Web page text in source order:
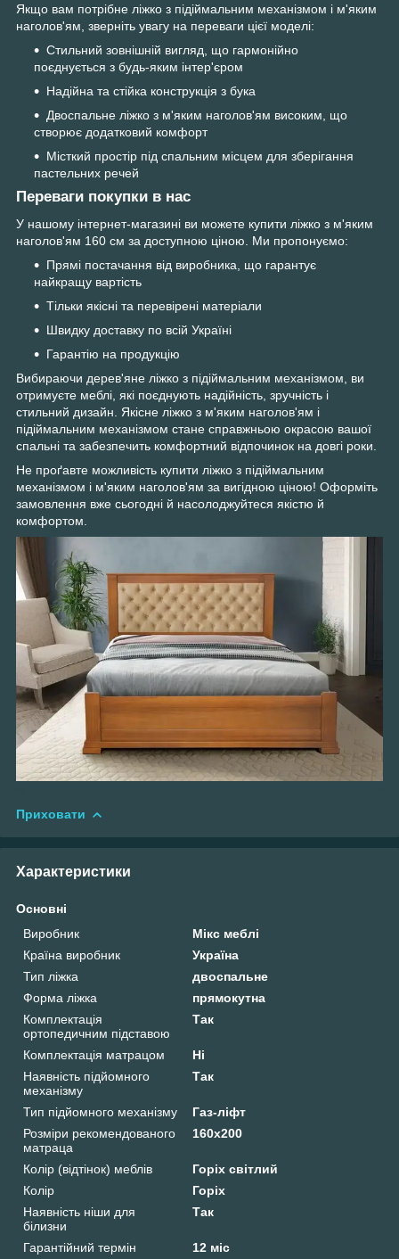
Якщо вам потрібне ліжко з підіймальним механізмом і м'яким
наголов'ям, зверніть увагу на переваги цієї моделі:
Стильний зовнішній вигляд, що гармонійно
поєднується з будь-яким інтер'єром
Надійна та стійка конструкція з бука
Двоспальне ліжко з м'яким наголов'ям високим, що
створює додатковий комфорт
Місткий простір під спальним місцем для зберігання
пастельних речей
Переваги покупки в нас
У нашому інтернет-магазині ви можете купити ліжко з м'яким
наголов'ям 160 см за доступною ціною. Ми пропонуємо:
Прямі постачання від виробника, що гарантує
найкращу вартість
Тільки якісні та перевірені матеріали
Швидку доставку по всій Україні
Гарантію на продукцію
Вибираючи дерев'яне ліжко з підіймальним механізмом, ви
отримуєте меблі, які поєднують надійність, зручність і
стильний дизайн. Якісне ліжко з м'яким наголов'ям і
підіймальним механізмом стане справжньою окрасою вашої
спальні та забезпечить комфортний відпочинок на довгі роки.
Не проґавте можливість купити ліжко з підіймальним
механізмом і м'яким наголов'ям за вигідною ціною! Оформіть
замовлення вже сьогодні й насолоджуйтеся якістю й
комфортом.
Приховати
Характеристики
Основні
Виробник
Мікс меблі
Країна виробник
Україна
Тип ліжка
двоспальне
Форма ліжка
прямокутна
Комплектація
ортопедичним підставою
Так
Комплектація матрацом
Ні
Наявність підйомного
механізму
Так
Тип підйомного механізму
Газ-ліфт
Розміри рекомендованого
матраца
160х200
Колір (відтінок) меблів
Горіх світлий
Колір
Горіх
Наявність ніши для
білизни
Так
Гарантійний термін 12 міс